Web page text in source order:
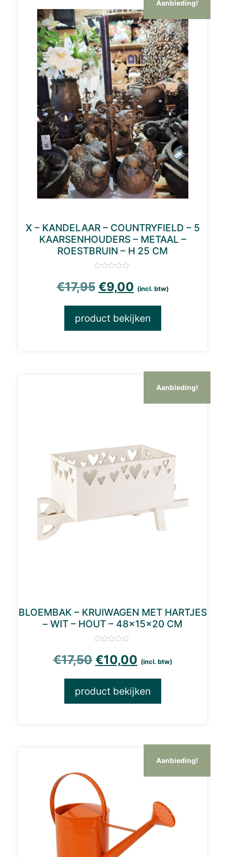
Aanbieding!
X – KANDELAAR – COUNTRYFIELD – 5
KAARSENHOUDERS – METAAL –
ROESTBRUIN – H 25 CM
€17,95 Oorspronkelijke prijs
€9,00Huidige prijs
(incl. btw)
product bekijken
Aanbieding!
BLOEMBAK – KRUIWAGEN MET HARTJES
– WIT – HOUT – 48×15×20 CM
€17,50 Oorspronkelijke prijs
€10,00Huidige prijs
(incl. btw)
product bekijken
Aanbieding!